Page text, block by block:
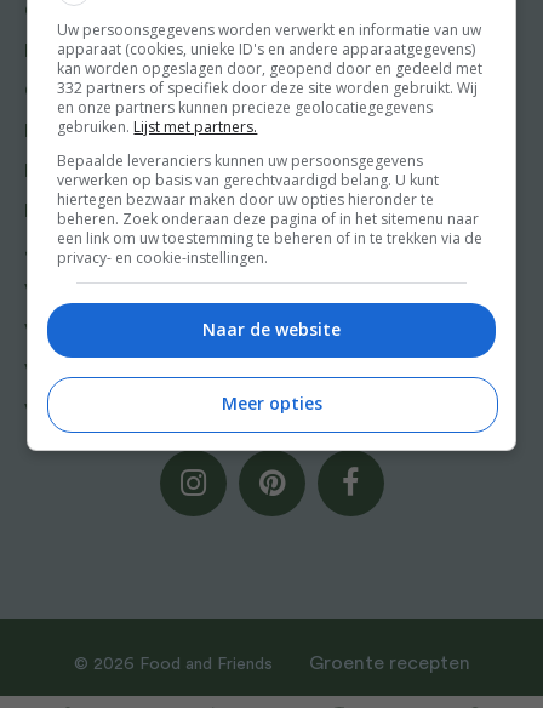
Chinese recepten
Franse recepten
Griekse recepten
Hollandse recepten
Indonesische recepten
Italiaanse recepten
Japanse recepten
Vis
Vlees
Veganistische recepten
Vegetarische recepten
© 2026 Food and Friends Groente recepten
Uw persoonsgegevens worden verwerkt en informatie van uw
apparaat (cookies, unieke ID's en andere apparaatgegevens)
kan worden opgeslagen door, geopend door en gedeeld met
332 partners of specifiek door deze site worden gebruikt. Wij
en onze partners kunnen precieze geolocatiegegevens
gebruiken. Lijst met partners.
Bepaalde leveranciers kunnen uw persoonsgegevens
verwerken op basis van gerechtvaardigd belang. U kunt
hiertegen bezwaar maken door uw opties hieronder te
beheren. Zoek onderaan deze pagina of in het sitemenu naar
een link om uw toestemming te beheren of in te trekken via de
privacy- en cookie-instellingen.
Naar de website
Meer opties